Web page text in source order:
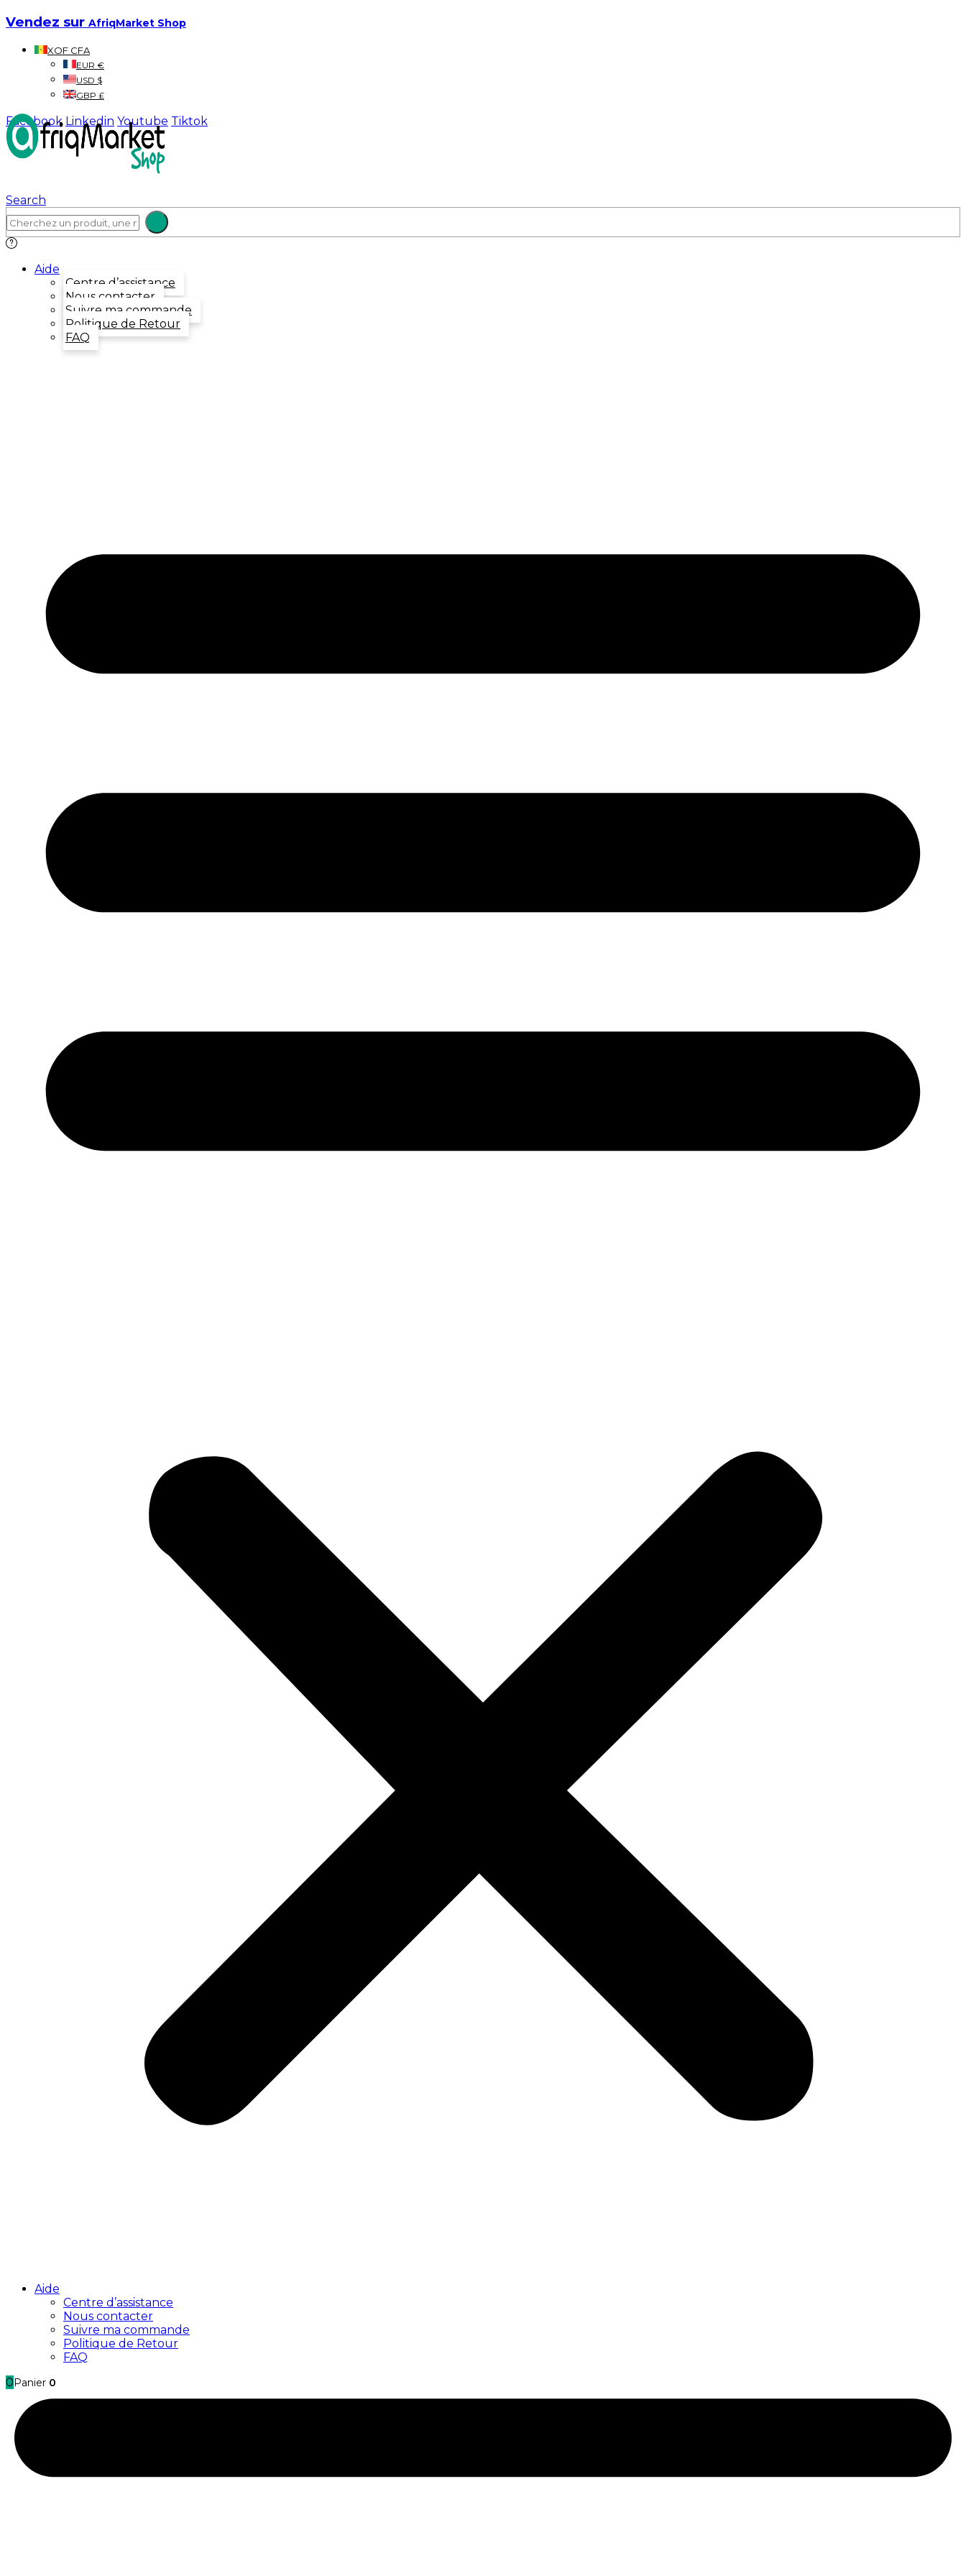
Vendez sur AfriqMarket Shop
XOF CFA
EUR €
USD $
GBP £
Facebook Linkedin Youtube Tiktok
Search
Aide
Centre d’assistance
Nous contacter
Suivre ma commande
Politique de Retour
FAQ
Aide
Centre d’assistance
Nous contacter
Suivre ma commande
Politique de Retour
FAQ
0 Panier 0